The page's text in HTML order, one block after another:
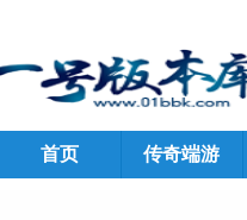
首页 传奇端游